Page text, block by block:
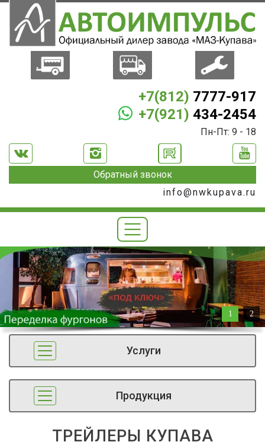
+7(812) 7777-917
+7(921) 434-2454
Пн-Пт: 9 - 18
Обратный звонок
info@nwkupava.ru
1 2
Услуги
Продукция
ТРЕЙЛЕРЫ КУПАВА